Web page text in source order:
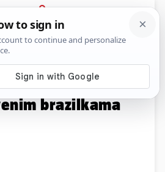
PRIJAVA
Galerija Komentari
šokira! Pokazala
brazilkama